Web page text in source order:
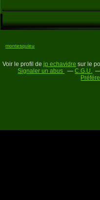
montesquieu
Voir le profil de jp echavidre sur le
Signaler un abus
C.G.U.